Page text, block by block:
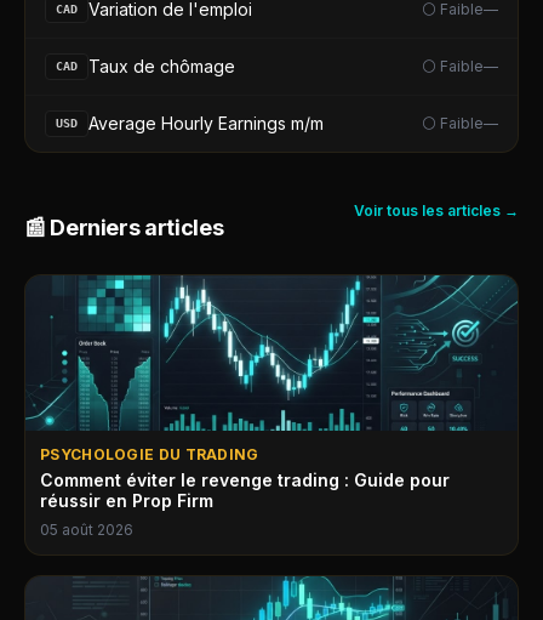
CAD Variation de l'emploi ⚪ Faible—
CAD Taux de chômage ⚪ Faible—
USD Average Hourly Earnings m/m ⚪ Faible—
📰 Derniers articles
Voir tous les articles →
PSYCHOLOGIE DU TRADING
Comment éviter le revenge trading : Guide pour
réussir en Prop Firm
05 août 2026